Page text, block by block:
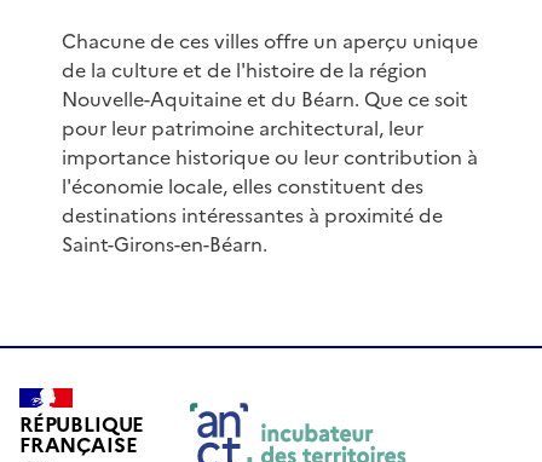
Chacune de ces villes offre un aperçu unique
de la culture et de l'histoire de la région
Nouvelle-Aquitaine et du Béarn. Que ce soit
pour leur patrimoine architectural, leur
importance historique ou leur contribution à
l'économie locale, elles constituent des
destinations intéressantes à proximité de
Saint-Girons-en-Béarn.
RÉPUBLIQUE
FRANÇAISE